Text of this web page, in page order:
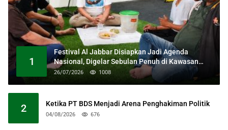
1
Festival Al Jabbar Disiapkan Jadi Agenda
Nasional, Digelar Sebulan Penuh di Kawasan
Masjid Raya Al Jabbar
26/07/2026 1008
2 Ketika PT BDS Menjadi Arena Penghakiman Politik
04/08/2026 676